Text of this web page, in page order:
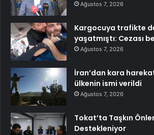
Ağustos 7, 2026
Kargocuya trafikte
yaşatmıştı: Cezası
Ağustos 7, 2026
İran’dan kara
ülkenin ismi verildi
Ağustos 7, 2026
Tokat’ta Taşkın
Destekleniyor